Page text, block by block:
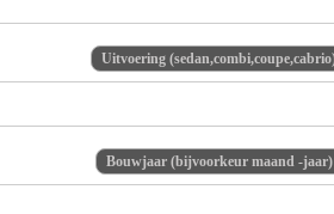
Uitvoering
Bouwjaar (bijvoorkeur maand -jaar)